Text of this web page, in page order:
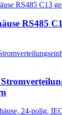
RS485